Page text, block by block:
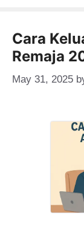
Cara
Remaja
May 31, 2025